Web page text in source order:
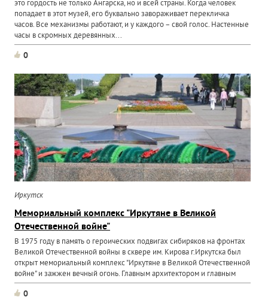
это гордость не только Ангарска, но и всей страны. Когда человек
попадает в этот музей, его буквально завораживает перекличка
часов. Все механизмы работают, и у каждого – свой голос. Настенные
часы в скромных деревянных...
0
Иркутск
Мемориальный комплекс "Иркутяне в Великой
Отечественной войне"
В 1975 году в память о героических подвигах сибиряков на фронтах
Великой Отечественной войны в сквере им. Кирова г.Иркутска был
открыт мемориальный комплекс "Иркутяне в Великой Отечественной
войне" и зажжен вечный огонь. Главным архитектором и главным
художником мемориального...
0